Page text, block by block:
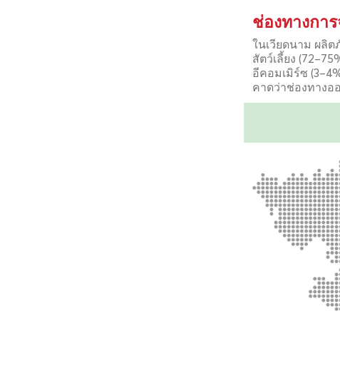
ช่องทางกา
ในเวียดนาม ผลิ
สัตว์เลี้ยง
อีคอมเมิร์ซ
คาดว่าช่องทางอ